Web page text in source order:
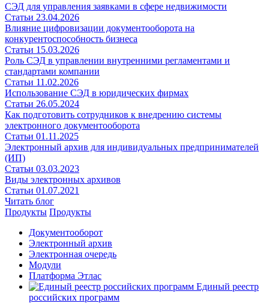
СЭД для управления заявками в сфере недвижимости
Статьи 23.04.2026
Влияние цифровизации документооборота на
конкурентоспособность бизнеса
Статьи 15.03.2026
Роль СЭД в управлении внутренними регламентами и
стандартами компании
Статьи 11.02.2026
Использование СЭД в юридических фирмах
Статьи 26.05.2024
Как подготовить сотрудников к внедрению системы
электронного документооборота
Статьи 01.11.2025
Электронный архив для индивидуальных предпринимателей
(ИП)
Статьи 03.03.2023
Виды электронных архивов
Статьи 01.07.2021
Читать блог
Продукты Продукты
Документооборот
Электронный архив
Электронная очередь
Модули
Платформа Этлас
Единый реестр
российских программ